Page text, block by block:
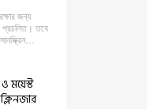
জন্য
প্রচলিত। তবে
ময়েস্ট